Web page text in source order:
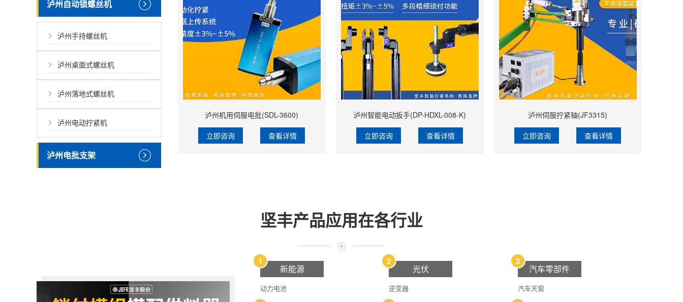
泸州自动锁螺丝机
泸州手持螺丝机
泸州桌面式螺丝机
泸州落地式螺丝机
泸州电动拧紧机
泸州电批支架
泸州机用伺服电批(SDL-3600)
立即咨询 查看详情
泸州智能电动扳手(DP-HDXL-008-K)
立即咨询 查看详情
泸州伺服拧紧轴(JF3315)
立即咨询 查看详情
坚丰产品应用在各行业
新能源
1
动力电池
光伏
2
逆变器
汽车零部件
3
汽车天窗